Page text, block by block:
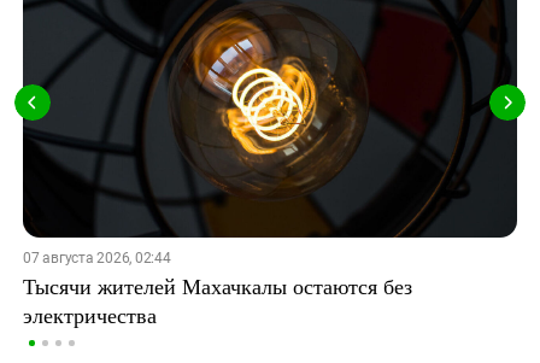
07 августа 2026, 02:44
Тысячи жителей Махачкалы остаются без
электричества